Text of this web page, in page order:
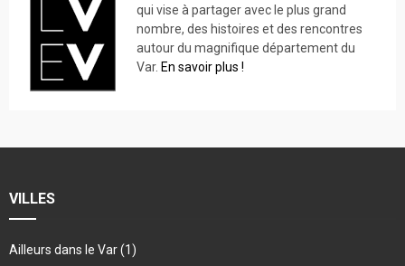
qui vise à partager avec le plus grand
nombre, des histoires et des rencontres
autour du magnifique département du
Var. En savoir plus !
VILLES
Ailleurs dans le Var(1)